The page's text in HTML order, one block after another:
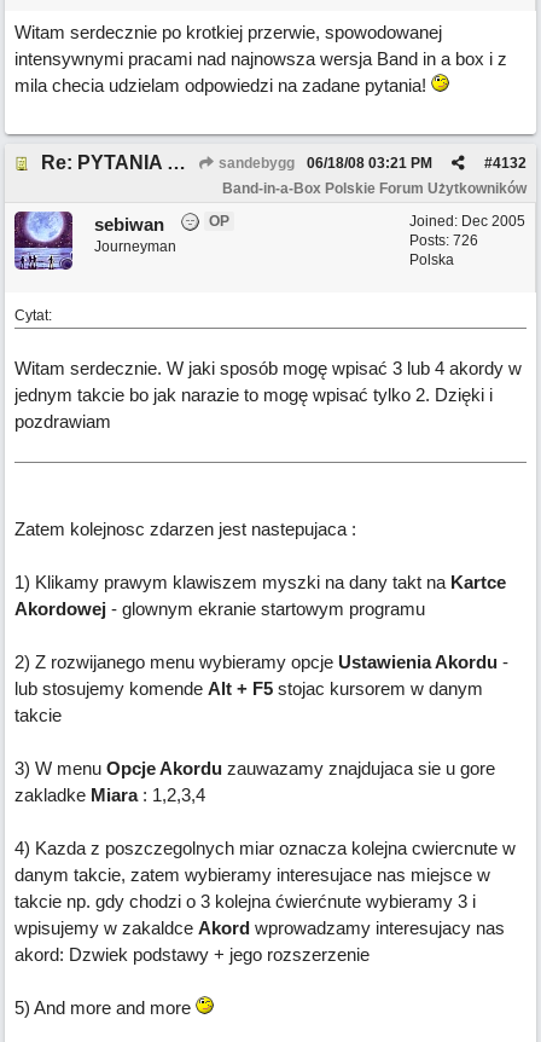
Witam serdecznie po krotkiej przerwie, spowodowanej
intensywnymi pracami nad najnowsza wersja Band in a box i z
mila checia udzielam odpowiedzi na zadane pytania!
Re: PYTANIA DO MODERATORA sandebygg #4132
06/18/08 03:21 PM
Band-in-a-Box Polskie Forum Użytkowników
Joined: Dec 2005
Posts: 726
Polska
sebiwan
OP
Journeyman
Cytat:
Witam serdecznie. W jaki sposób mogę wpisać 3 lub 4 akordy w
jednym takcie bo jak narazie to mogę wpisać tylko 2. Dzięki i
pozdrawiam
Zatem kolejnosc zdarzen jest nastepujaca :
1) Klikamy prawym klawiszem myszki na dany takt na Kartce
Akordowej - glownym ekranie startowym programu
2) Z rozwijanego menu wybieramy opcje Ustawienia Akordu -
lub stosujemy komende Alt + F5 stojac kursorem w danym
takcie
3) W menu Opcje Akordu zauwazamy znajdujaca sie u gore
zakladke Miara: 1,2,3,4
4) Kazda z poszczegolnych miar oznacza kolejna cwiercnute w
danym takcie, zatem wybieramy interesujace nas miejsce w
takcie np. gdy chodzi o 3 kolejna ćwierćnute wybieramy 3 i
wpisujemy w zakaldce Akord wprowadzamy interesujacy nas
akord: Dzwiek podstawy + jego rozszerzenie
5) And more and more